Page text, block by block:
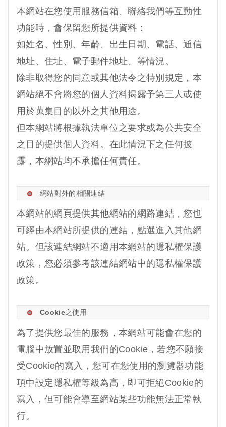
本網站在您使用服務信箱、聯絡我們等互動性
功能時，會保留您所提供資料：
如姓名、性別、年齡、出生日期、電話、通信
地址、住址、電子郵件地址、等情況。
除非取得您的同意或其他法令之特別規定，本
網站絕不會將您的個人資料揭露予第三人或使
用於蒐集目的以外之其他用途。
但本網站將根據執法單位之要求或為公共安全
之目的提供個人資料。在此情況下之任何披
露，本網站均不承擔任何責任。
網站對外的相關連結
本網站的網頁提供其他網站的網路連結，您也
可經由本網站所提供的連結，點選進入其他網
站。但該連結網站不適用本網站的隱私權保護
政策，您必須參考該連結網站中的隱私權保護
政策。
Cookie之使用
為了提供您最佳的服務，本網站可能會在您的
電腦中放置並取用我們的Cookie，若您不願接
受Cookie的寫入，您可在您使用的瀏覽器功能
項中設定隱私權等級為高，即可拒絕Cookie的
寫入，但可能會導至網站某些功能無法正常執
行。